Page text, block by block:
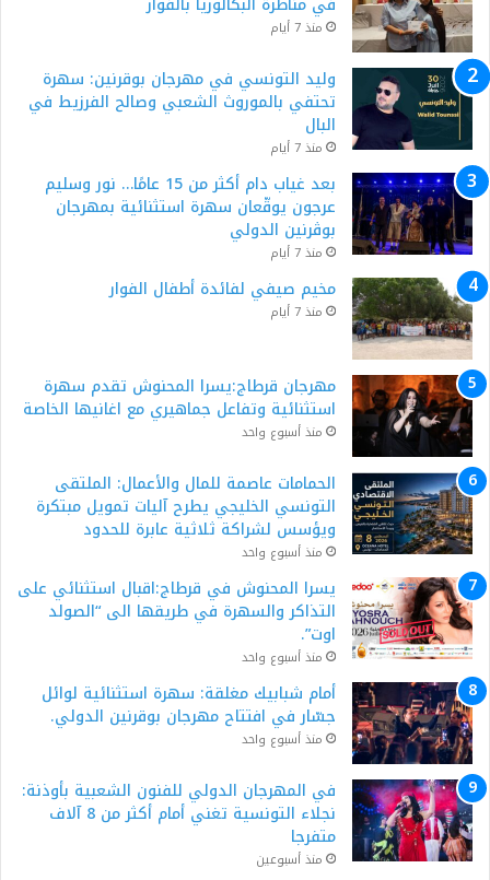
منذ 7 أيام
وليد التونسي في مهرجان بوقرنين: سهرة
تحتفي بالموروث الشعبي وصالح الفرزيط في
البال
منذ 7 أيام
بعد غياب دام أكثر من 15 عامًا… نور وسليم
عرجون يوقّعان سهرة استثنائية بمهرجان
بوڨرنين الدولي
منذ 7 أيام
مخيم صيفي لفائدة أطفال الفوار
منذ 7 أيام
مهرجان قرطاج:يسرا المحنوش تقدم سهرة
استثنائية وتفاعل جماهيري مع اغانيها الخاصة
منذ أسبوع واحد
الحمامات عاصمة للمال والأعمال: الملتقى
التونسي الخليجي يطرح آليات تمويل مبتكرة
ويؤسس لشراكة ثلاثية عابرة للحدود
منذ أسبوع واحد
يسرا المحنوش في قرطاج:اقبال استثنائي على
التذاكر والسهرة في طريقها الى “الصولد
اوت”.
منذ أسبوع واحد
أمام شبابيك مغلقة: سهرة استثنائية لوائل
جسّار في افتتاح مهرجان بوقرنين الدولي.
منذ أسبوع واحد
في المهرجان الدولي للفنون الشعبية بأوذنة:
نجلاء التونسية تغني أمام أكثر من 8 آلاف
متفرجا
منذ أسبوعين